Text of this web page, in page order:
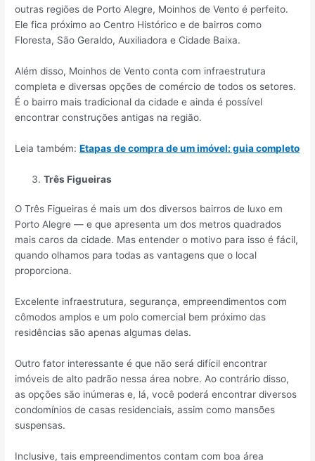
outras regiões de Porto Alegre, Moinhos de Vento é perfeito.
Ele fica próximo ao Centro Histórico e de bairros como
Floresta, São Geraldo, Auxiliadora e Cidade Baixa.
Além disso, Moinhos de Vento conta com infraestrutura
completa e diversas opções de comércio de todos os setores.
É o bairro mais tradicional da cidade e ainda é possível
encontrar construções antigas na região.
Leia também:Etapas de compra de um imóvel: guia completo
Três Figueiras
O Três Figueiras é mais um dos diversos bairros de luxo em
Porto Alegre — e que apresenta um dos metros quadrados
mais caros da cidade. Mas entender o motivo para isso é fácil,
quando olhamos para todas as vantagens que o local
proporciona.
Excelente infraestrutura, segurança, empreendimentos com
cômodos amplos e um polo comercial bem próximo das
residências são apenas algumas delas.
Outro fator interessante é que não será difícil encontrar
imóveis de alto padrão nessa área nobre. Ao contrário disso,
as opções são inúmeras e, lá, você poderá encontrar diversos
condomínios de casas residenciais, assim como mansões
suspensas.
Inclusive, tais empreendimentos contam com boa área